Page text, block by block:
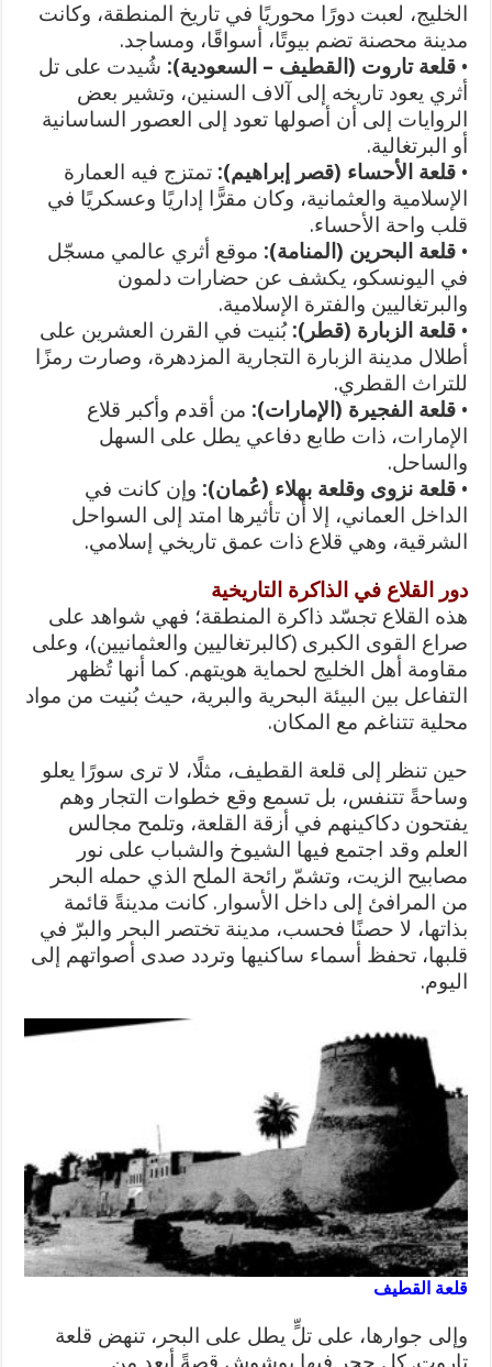
الخليج، لعبت دورًا محوريًا في تاريخ المنطقة، وكانت
مدينة محصنة تضم بيوتًا، أسواقًا، ومساجد.
•قلعة تاروت (القطيف – السعودية): شُيدت على تل
أثري يعود تاريخه إلى آلاف السنين، وتشير بعض
الروايات إلى أن أصولها تعود إلى العصور الساسانية
أو البرتغالية.
•قلعة الأحساء (قصر إبراهيم):تمتزج فيه العمارة
الإسلامية والعثمانية، وكان مقرًّا إداريًا وعسكريًا في
قلب واحة الأحساء.
•قلعة البحرين (المنامة): موقع أثري عالمي مسجّل
في اليونسكو، يكشف عن حضارات دلمون
والبرتغاليين والفترة الإسلامية.
•قلعة الزبارة (قطر):بُنيت في القرن العشرين على
أطلال مدينة الزبارة التجارية المزدهرة، وصارت رمزًا
للتراث القطري.
•قلعة الفجيرة (الإمارات): من أقدم وأكبر قلاع
الإمارات، ذات طابع دفاعي يطل على السهل
والساحل.
•قلعة نزوى وقلعة بهلاء (عُمان): وإن كانت في
الداخل العماني، إلا أن تأثيرها امتد إلى السواحل
الشرقية، وهي قلاع ذات عمق تاريخي إسلامي.
دور القلاع في الذاكرة التاريخية
هذه القلاع تجسّد ذاكرة المنطقة؛ فهي شواهد على
صراع القوى الكبرى (كالبرتغاليين والعثمانيين)، وعلى
مقاومة أهل الخليج لحماية هويتهم. كما أنها تُظهر
التفاعل بين البيئة البحرية والبرية، حيث بُنيت من مواد
محلية تتناغم مع المكان.
حين تنظر إلى قلعة القطيف، مثلًا، لا ترى سورًا يعلو
وساحةً تتنفس، بل تسمع وقع خطوات التجار وهم
يفتحون دكاكينهم في أزقة القلعة، وتلمح مجالس
العلم وقد اجتمع فيها الشيوخ والشباب على نور
مصابيح الزيت، وتشمّ رائحة الملح الذي حمله البحر
من المرافئ إلى داخل الأسوار. كانت مدينةً قائمة
بذاتها، لا حصنًا فحسب، مدينة تختصر البحر والبرّ في
قلبها، تحفظ أسماء ساكنيها وتردد صدى أصواتهم إلى
اليوم.
قلعة القطيف
وإلى جوارها، على تلٍّ يطل على البحر، تنهض قلعة
تاروت. كل حجر فيها يوشوش قصةً أبعد من